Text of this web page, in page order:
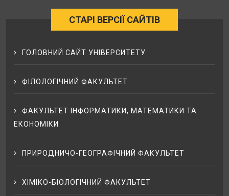
СТАРІ ВЕРСІЇ САЙТІВ
ГОЛОВНИЙ САЙТ УНІВЕРСИТЕТУ
ФІЛОЛОГІЧНИЙ ФАКУЛЬТЕТ
ФАКУЛЬТЕТ ІНФОРМАТИКИ, МАТЕМАТИКИ ТА
ЕКОНОМІКИ
ПРИРОДНИЧО-ГЕОГРАФІЧНИЙ ФАКУЛЬТЕТ
ХІМІКО-БІОЛОГІЧНИЙ ФАКУЛЬТЕТ